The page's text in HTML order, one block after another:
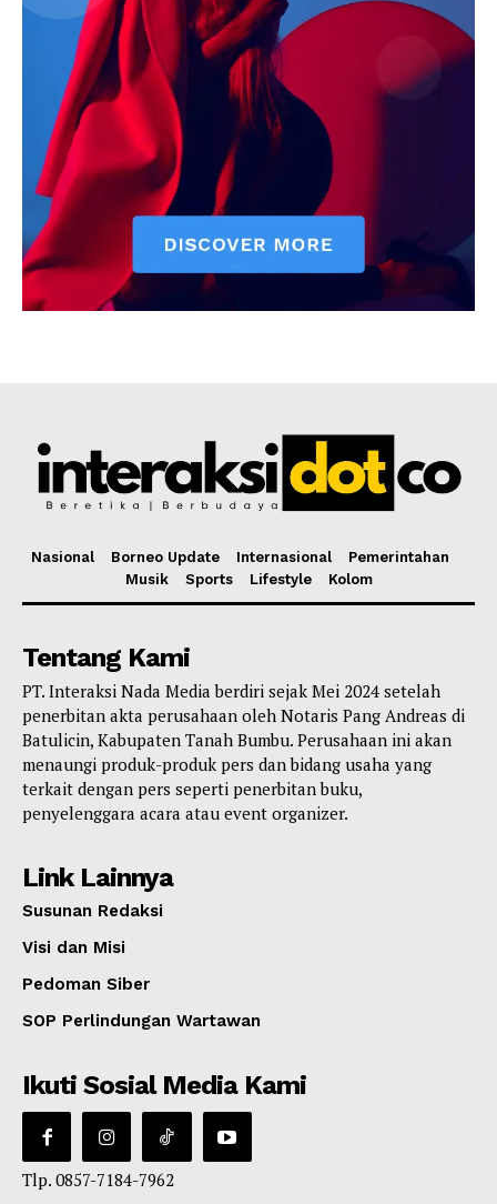
Nasional Borneo Update Internasional
Pemerintahan
Musik
Sports Lifestyle Kolom
Tentang Kami
PT. Interaksi Nada Media berdiri sejak Mei 2024 setelah
penerbitan akta perusahaan oleh Notaris Pang Andreas di
Batulicin, Kabupaten Tanah Bumbu. Perusahaan ini akan
menaungi produk-produk pers dan bidang usaha yang
terkait dengan pers seperti penerbitan buku,
penyelenggara acara atau event organizer.
Link Lainnya
Susunan Redaksi
Visi dan Misi
Pedoman Siber
SOP Perlindungan Wartawan
Ikuti Sosial Media Kami
Tlp. 0857-7184-7962